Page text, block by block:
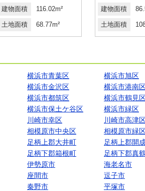
建物面積 116.02m²
土地面積 68.77m²
建物面積
土地面積
横浜市青葉区
横浜市旭区
横浜市金沢区
横浜市港南
横浜市都筑区
横浜市鶴見
横浜市保土ケ谷区
横浜市緑区
川崎市幸区
川崎市高津
相模原市中央区
相模原市緑
足柄上郡大井町
足柄上郡開
足柄下郡箱根町
足柄下郡真
伊勢原市
海老名市
座間市
逗子市
秦野市
平塚市